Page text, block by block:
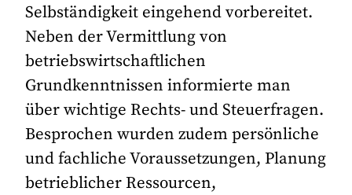
Selbständigkeit eingehend vorbereitet.
Neben der Vermittlung von
betriebswirtschaftlichen
Grundkenntnissen informierte man
über wichtige Rechts- und Steuerfragen.
Besprochen wurden zudem persönliche
und fachliche Voraussetzungen, Planung
betrieblicher Ressourcen,